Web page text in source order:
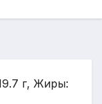
г, Жиры: